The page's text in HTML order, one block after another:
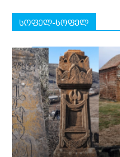
სოფელ-სოფელ